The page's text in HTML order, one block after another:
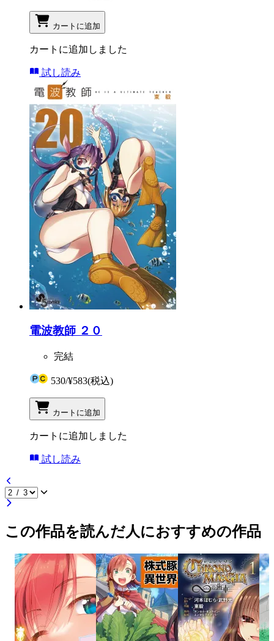
カートに追加
カートに追加しました
試し読み
電波教師 ２０
完結
530/¥583(税込)
カートに追加
カートに追加しました
試し読み
この作品を読んだ人におすすめの作品